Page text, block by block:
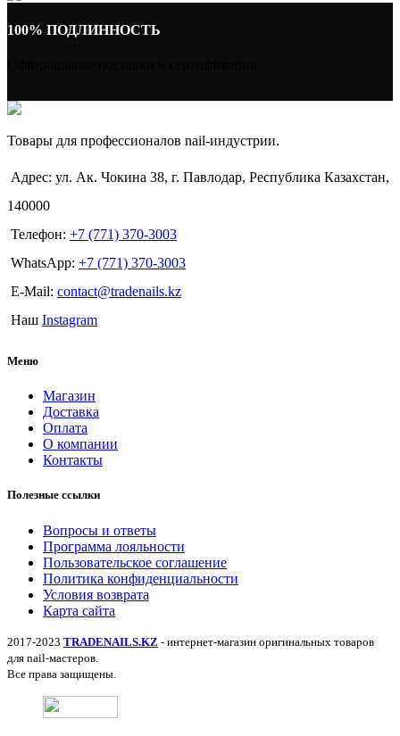
100% ПОДЛИННОСТЬ
Товары для профессионалов nail-индустрии.
Адрес: ул. Ак. Чокина 38, г. Павлодар, Республика Казахстан,
140000
Телефон: +7 (771) 370-3003
WhatsApp: +7 (771) 370-3003
E-Mail: contact@tradenails.kz
Наш Instagram
Меню
Магазин
Доставка
Оплата
О компании
Контакты
Полезные ссылки
Вопросы и ответы
Программа лояльности
Пользовательское соглашение
Политика конфиденциальности
Условия возврата
Карта сайта
2017-2023 TRADENAILS.KZ - интернет-магазин оригинальных товаров
для nail-мастеров.
Все права защищены.